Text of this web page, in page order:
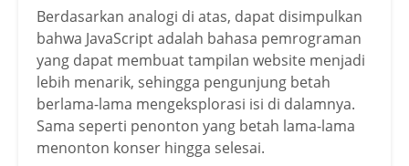
Berdasarkan analogi di atas, dapat disimpulkan
bahwa JavaScript adalah bahasa pemrograman
yang dapat membuat tampilan website menjadi
lebih menarik, sehingga pengunjung betah
berlama-lama mengeksplorasi isi di dalamnya.
Sama seperti penonton yang betah lama-lama
menonton konser hingga selesai.